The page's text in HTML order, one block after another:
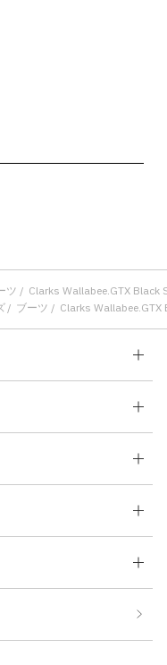
ツ
Clarks Wallabee.GTX Black
ブーツ Clarks Wallabee.GTX